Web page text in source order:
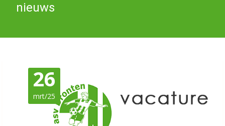
nieuws
26
mrt/25